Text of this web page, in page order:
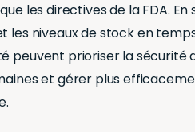
les directives de la FDA. En
les niveaux de stock en
peuvent prioriser la sécurité
et gérer plus